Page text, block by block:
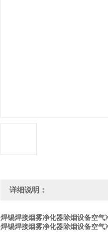
详细说明：
焊锡焊接烟雾净化器除烟设备空气
焊锡焊接烟雾净化器除烟设备空气